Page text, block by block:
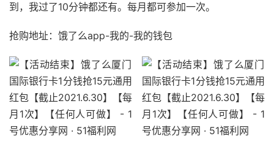
到，我过了10分钟都还有。每月都可参加一次。
抢购地址：饿了么app-我的-我的钱包